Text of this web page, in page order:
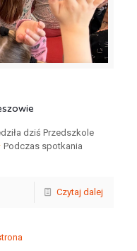
dziś Przedszkole
Podczas spotkania
Czytaj dalej